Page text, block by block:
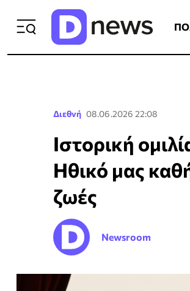
Διεθνή 08.06.2026 22:08
Ιστορική
Ηθικό μας
ζωές
Newsroom